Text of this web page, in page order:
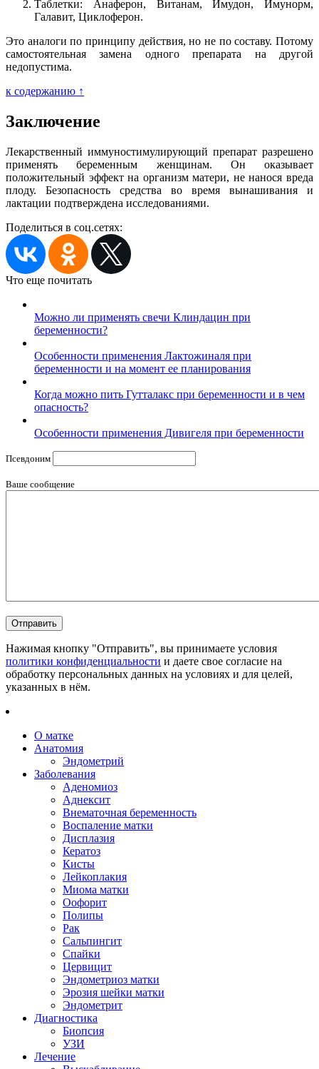
Таблетки: Анаферон, Витанам, Имудон, Имунорм,
Галавит, Циклоферон.
Это аналоги по принципу действия, но не по составу. Потому
самостоятельная замена одного препарата на другой
недопустима.
к содержанию ↑
Заключение
Лекарственный иммуностимулирующий препарат разрешено
применять беременным женщинам. Он оказывает
положительный эффект на организм матери, не нанося вреда
плоду. Безопасность средства во время вынашивания и
лактации подтверждена исследованиями.
Поделиться в соц.сетях:
Что еще почитать
Можно ли применять свечи Клиндацин при
беременности?
Особенности применения Лактожиналя при
беременности и на момент ее планирования
Когда можно пить Гутталакс при беременности и в чем
опасность?
Особенности применения Дивигеля при беременности
Псевдоним
Ваше сообщение
Нажимая кнопку "Отправить", вы принимаете условия
политики конфиденциальности и даете свое согласие на
обработку персональных данных на условиях и для целей,
указанных в нём.
О матке
Анатомия
Эндометрий
Заболевания
Аденомиоз
Аднексит
Внематочная беременность
Воспаление матки
Дисплазия
Кератоз
Кисты
Лейкоплакия
Миома матки
Оофорит
Полипы
Рак
Сальпингит
Спайки
Цервицит
Эндометриоз матки
Эрозия шейки матки
Эндометрит
Диагностика
Биопсия
УЗИ
Лечение